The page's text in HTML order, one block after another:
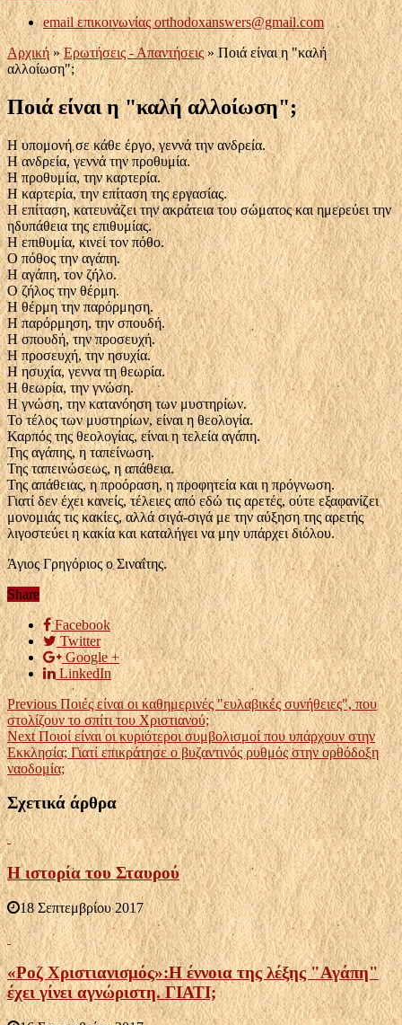
email επικοινωνίαςorthodoxanswers@gmail.com
Αρχική » Ερωτήσεις - Απαντήσεις » Ποιά είναι η "καλή
αλλοίωση";
Ποιά είναι η "καλή αλλοίωση";
Η υπομονή σε κάθε έργο, γεννά την ανδρεία.
Η ανδρεία, γεννά την προθυμία.
Η προθυμία, την καρτερία.
Η καρτερία, την επίταση της εργασίας.
Η επίταση, κατευνάζει την ακράτεια του σώματος και ημερεύει την
ηδυπάθεια της επιθυμίας.
Η επιθυμία, κινεί τον πόθο.
Ο πόθος την αγάπη.
Η αγάπη, τον ζήλο.
Ο ζήλος την θέρμη.
Η θέρμη την παρόρμηση.
Η παρόρμηση, την σπουδή.
Η σπουδή, την προσευχή.
Η προσευχή, την ησυχία.
Η ησυχία, γεννα τη θεωρία.
Η θεωρία, την γνώση.
Η γνώση, την κατανόηση των μυστηρίων.
Το τέλος των μυστηρίων, είναι η θεολογία.
Καρπός της θεολογίας, είναι η τελεία αγάπη.
Της αγάπης, η ταπείνωση.
Της ταπεινώσεως, η απάθεια.
Της απάθειας, η προόραση, η προφητεία και η πρόγνωση.
Γιατί δεν έχει κανείς, τέλειες από εδώ τις αρετές, ούτε εξαφανίζει
μονομιάς τις κακίες, αλλά σιγά-σιγά με την αύξηση της αρετής
λιγοστεύει η κακία και καταλήγει να μην υπάρχει διόλου.
Άγιος Γρηγόριος ο Σιναΐτης.
Share
Facebook
Twitter
Google +
LinkedIn
PreviousΠοιές είναι οι καθημερινές "ευλαβικές συνήθειες", που
στολίζουν το σπίτι του Χριστιανού;
NextΠοιοί είναι οι κυριότεροι συμβολισμοί που υπάρχουν στην
Εκκλησία; Γιατί επικράτησε ο βυζαντινός ρυθμός στην ορθόδοξη
ναοδομία;
Σχετικά άρθρα
Η ιστορία του Σταυρού
18 Σεπτεμβρίου 2017
«Ροζ Χριστιανισμός»:Η έννοια της λέξης "Αγάπη"
έχει γίνει αγνώριστη. ΓΙΑΤΙ;